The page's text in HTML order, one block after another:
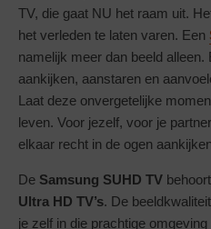
TV, die gaat NU het raam uit.
het verleden te laten varen. Een
namelijk meer dan beeld
aankijken, aanstaren en
Laat deze onvergetelijke
leven. Voor jezelf, voor je
elkaar recht in de ogen
De Samsung SUHD TV
Ultra HD TV’s. De
je zelf in die prachtige